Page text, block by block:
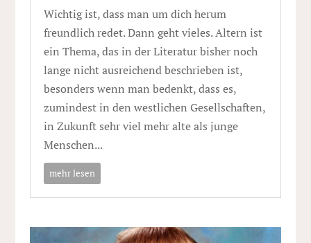
Wichtig ist, dass man um dich herum
freundlich redet. Dann geht vieles. Altern ist
ein Thema, das in der Literatur bisher noch
lange nicht ausreichend beschrieben ist,
besonders wenn man bedenkt, dass es,
zumindest in den westlichen Gesellschaften,
in Zukunft sehr viel mehr alte als junge
Menschen...
mehr lesen